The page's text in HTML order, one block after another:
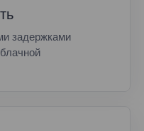
задержками